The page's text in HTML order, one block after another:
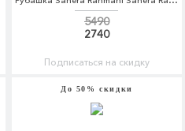
5490
2740
Подписаться на скидку
До 50% скидки